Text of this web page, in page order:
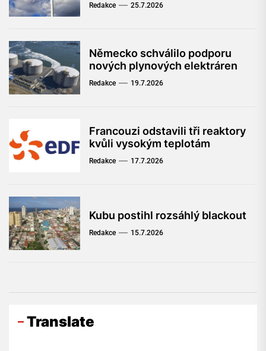
Redakce 25.7.2026
Německo schválilo podporu
nových plynových elektráren
Redakce 19.7.2026
Francouzi odstavili tři reaktory
kvůli vysokým teplotám
Redakce 17.7.2026
Kubu postihl rozsáhlý blackout
Redakce 15.7.2026
Translate